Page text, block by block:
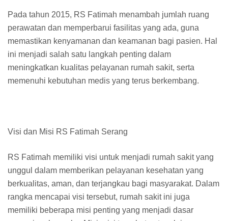
Pada tahun 2015, RS Fatimah menambah jumlah ruang
perawatan dan memperbarui fasilitas yang ada, guna
memastikan kenyamanan dan keamanan bagi pasien. Hal
ini menjadi salah satu langkah penting dalam
meningkatkan kualitas pelayanan rumah sakit, serta
memenuhi kebutuhan medis yang terus berkembang.
Visi dan Misi RS Fatimah Serang
RS Fatimah memiliki visi untuk menjadi rumah sakit yang
unggul dalam memberikan pelayanan kesehatan yang
berkualitas, aman, dan terjangkau bagi masyarakat. Dalam
rangka mencapai visi tersebut, rumah sakit ini juga
memiliki beberapa misi penting yang menjadi dasar